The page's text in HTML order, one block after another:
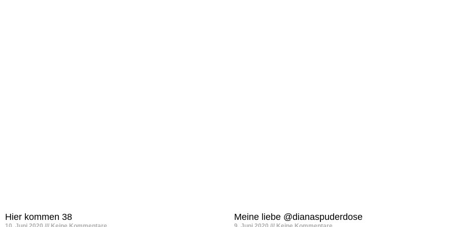
Hier kommen 38 Meine liebe @dianaspuderdose